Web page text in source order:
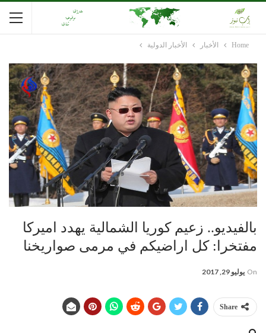
Home الأخبار الأخبار الدولية
بالفيديو.. زعيم كوريا الشمالية يهدد اميركا
مفتخرا: كل اراضيكم في مرمى صواريخنا
On يوليو 29, 2017
Share